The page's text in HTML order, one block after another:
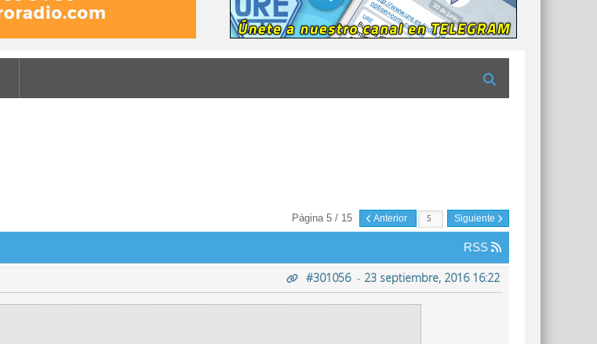
Página 5 / 15 Anterior Siguiente
RSS
#301056- 23 septiembre, 2016 16:22